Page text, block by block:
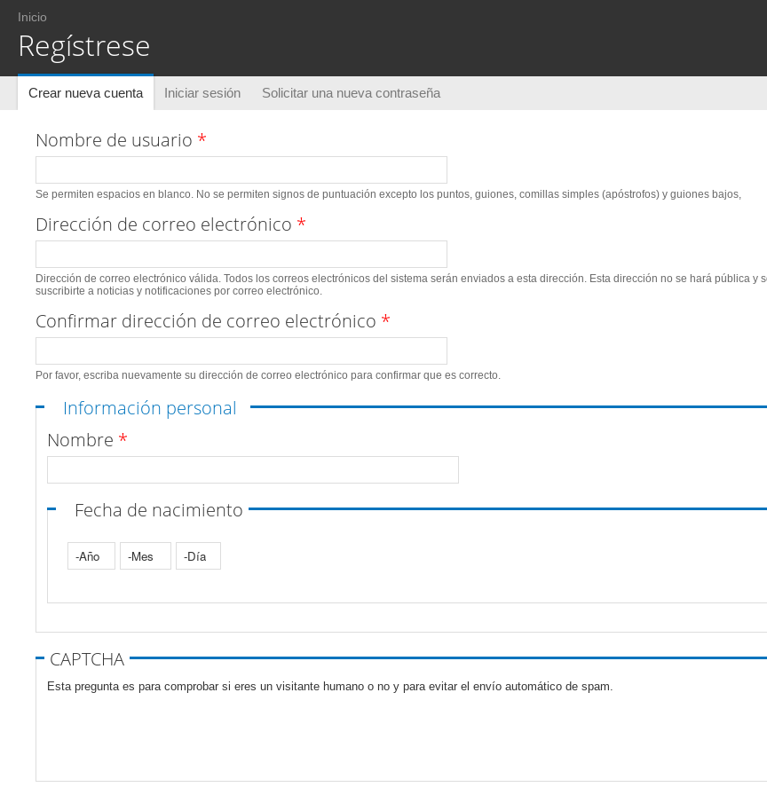
Usted está aquí
Inicio
Regístrese
Solapas principales
Crear nueva cuenta (solapa activa)
Iniciar sesión Solicitar una nueva contraseña
Nombre de usuario *
Se permiten espacios en blanco. No se permiten signos de puntuación excepto los puntos, guiones, comillas simples (apóstrofos) y guiones bajos,
Dirección de correo electrónico *
Dirección de correo electrónico válida. Todos los correos electrónicos del sistema serán enviados a esta dirección. Esta dirección no se hará pública
suscribirte a noticias y notificaciones por correo electrónico.
Confirmar dirección de correo electrónico *
Por favor, escriba nuevamente su dirección de correo electrónico para confirmar que es correcto.
Ocultar
Información personal
Nombre *
Fecha de nacimiento
Año
Mes Día
Pestañas verticales
CAPTCHA
Esta pregunta es para comprobar si eres un visitante humano o no y para evitar el envío automático de spam.